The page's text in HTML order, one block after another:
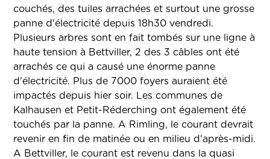
couchés, des tuiles arrachées et surtout une grosse
panne d'électricité depuis 18h30 vendredi.
Plusieurs arbres sont en fait tombés sur une ligne à
haute tension à Bettviller, 2 des 3 câbles ont été
arrachés ce qui a causé une énorme panne
d'électricité. Plus de 7000 foyers auraient été
impactés depuis hier soir. Les communes de
Kalhausen et Petit-Réderching ont également été
touchés par la panne. A Rimling, le courant devrait
revenir en fin de matinée ou en milieu d'après-midi.
A Bettviller, le courant est revenu dans la quasi